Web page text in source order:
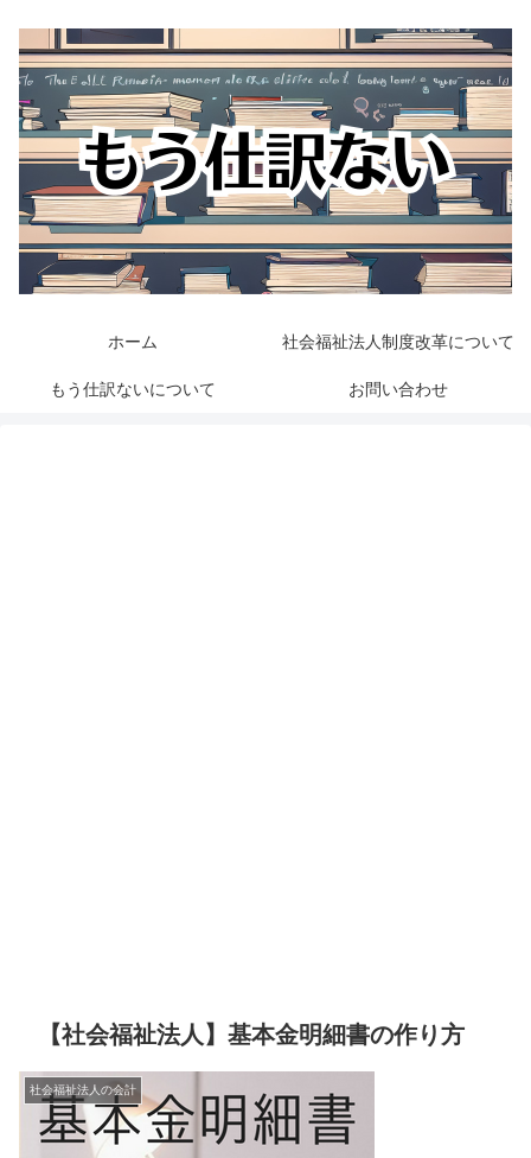
ホーム 社会福祉法人制度改革について
もう仕訳ないについて お問い合わせ
【社会福祉法人】基本金明細書の作り方
社会福祉法人の会計